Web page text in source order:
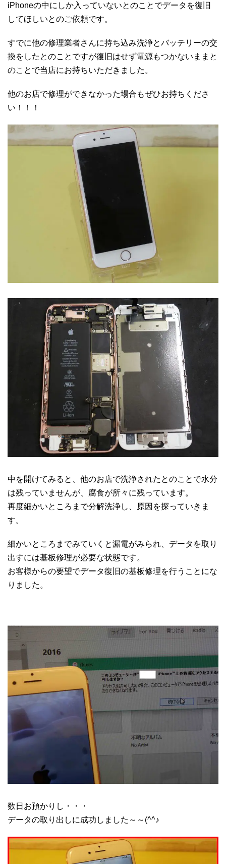
iPhoneの中にしか入っていないとのことでデータを復旧
してほしいとのご依頼です。
すでに他の修理業者さんに持ち込み洗浄とバッテリーの交
換をしたとのことですが復旧はせず電源もつかないままと
のことで当店にお持ちいただきました。
他のお店で修理ができなかった場合もぜひお持ちくださ
い！！！
中を開けてみると、他のお店で洗浄されたとのことで水分
は残っていませんが、腐食が所々に残っています。
再度細かいところまで分解洗浄し、原因を探っていきま
す。
細かいところまでみていくと漏電がみられ、データを取り
出すには基板修理が必要な状態です。
お客様からの要望でデータ復旧の基板修理を行うことにな
りました。
数日お預かりし・・・
データの取り出しに成功しました～～(^^♪